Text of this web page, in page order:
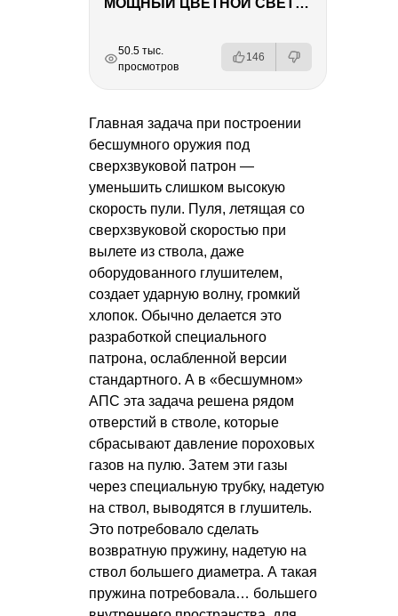
МОЩНЫЙ ЦВЕТНОЙ СВЕТ – NANLITE FC-500C
РЕКЛАМА
РЕКЛАМА
РЕКЛАМА
50.5 тыс.
просмотров
146
Главная задача при построении
бесшумного оружия под
сверхзвуковой патрон —
уменьшить слишком высокую
скорость пули. Пуля, летящая со
сверхзвуковой скоростью при
вылете из ствола, даже
оборудованного глушителем,
создает ударную волну, громкий
хлопок. Обычно делается это
разработкой специального
патрона, ослабленной версии
стандартного. А в «бесшумном»
АПС эта задача решена рядом
отверстий в стволе, которые
сбрасывают давление пороховых
газов на пулю. Затем эти газы
через специальную трубку, надетую
на ствол, выводятся в глушитель.
Это потребовало сделать
возвратную пружину, надетую на
ствол большего диаметра. А такая
пружина потребовала… большего